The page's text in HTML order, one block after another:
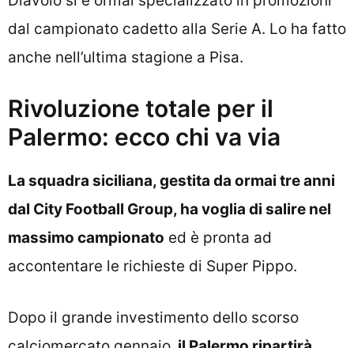
dal campionato cadetto alla Serie A. Lo ha fatto
anche nell’ultima stagione a Pisa.
Rivoluzione totale per il
Palermo: ecco chi va via
La squadra siciliana, gestita da ormai tre anni
dal City Football Group, ha voglia di salire nel
massimo campionato ed è pronta ad
accontentare le richieste di Super Pippo.
Dopo il grande investimento dello scorso